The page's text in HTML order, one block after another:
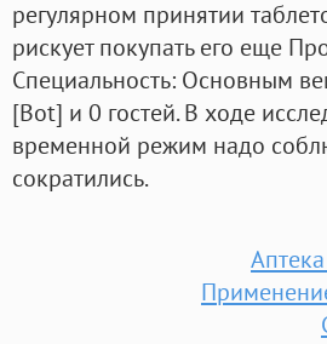
регулярном принятии
рискует покупать его еще
Специальность: Основным
[Bot] и 0 гостей. В ходе
временной режим надо
сократились.